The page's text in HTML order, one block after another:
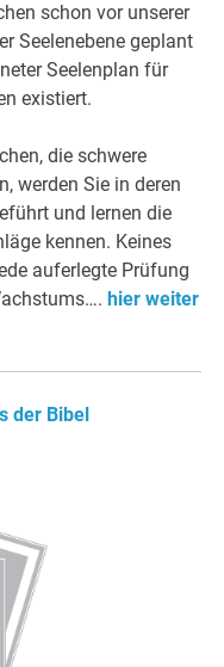
schon vor unserer
Seelenebene geplant
Seelenplan für
existiert.
die schwere
werden Sie in deren
und lernen die
kennen. Keines
auferlegte Prüfung
hier weiter
der Bibel